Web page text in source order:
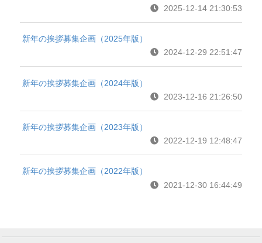
2025-12-14 21:30:53
新年の挨拶募集企画（2025年版）
2024-12-29 22:51:47
新年の挨拶募集企画（2024年版）
2023-12-16 21:26:50
新年の挨拶募集企画（2023年版）
2022-12-19 12:48:47
新年の挨拶募集企画（2022年版）
2021-12-30 16:44:49